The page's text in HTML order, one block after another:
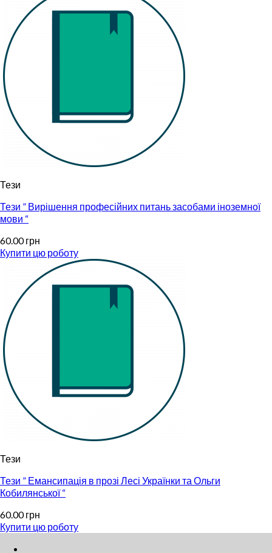
Тези
Тези ” Вирішення професійних питань засобами іноземної
мови “
60.00грн
Купити цю роботу
Тези
Тези ” Емансипація в прозі Лесі Українки та Ольги
Кобилянської “
60.00грн
Купити цю роботу